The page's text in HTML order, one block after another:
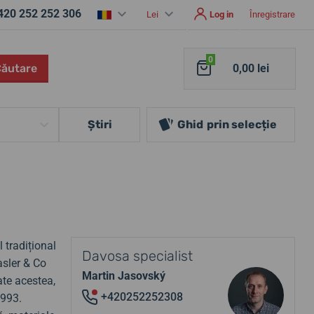
252 252 306 Lei Log in Înregistrare
0
0,00 lei
Ştiri Ghid prin selecție
Davosa specialist
Martin Jasovský
+420252252308
tradițional
& Co
acestea,